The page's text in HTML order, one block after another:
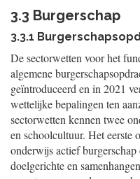
3.3 Burgerschap
3.3.1
De sectorwetten voor het
algemene
geïntroduceerd en in 2021
wettelijke bepalingen ten
sectorwetten kennen twee
en schoolcultuur. Het eerste
onderwijs actief
doelgerichte en